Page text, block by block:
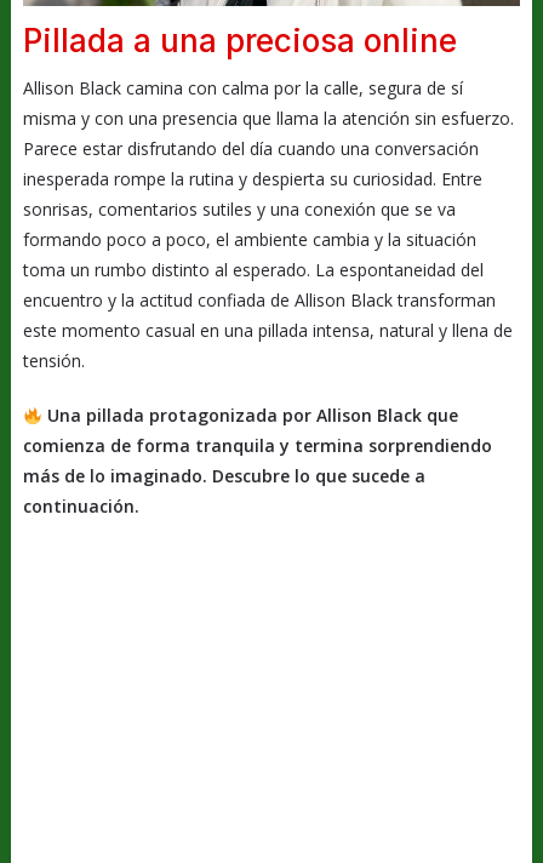
Pillada a una preciosa online
Allison Black camina con calma por la calle, segura de sí
misma y con una presencia que llama la atención sin esfuerzo.
Parece estar disfrutando del día cuando una conversación
inesperada rompe la rutina y despierta su curiosidad. Entre
sonrisas, comentarios sutiles y una conexión que se va
formando poco a poco, el ambiente cambia y la situación
toma un rumbo distinto al esperado. La espontaneidad del
encuentro y la actitud confiada de Allison Black transforman
este momento casual en una pillada intensa, natural y llena de
tensión.
Una pillada protagonizada por Allison Black que
comienza de forma tranquila y termina sorprendiendo
más de lo imaginado. Descubre lo que sucede a
continuación.